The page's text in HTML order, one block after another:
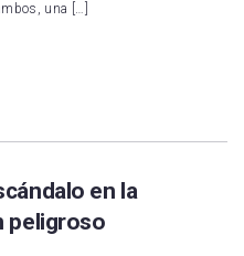
una […]
en la
peligroso